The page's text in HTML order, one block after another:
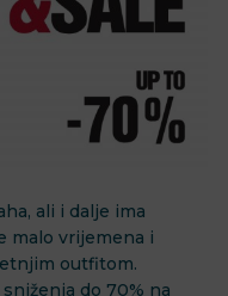
ali i dalje ima
malo vrijemena i
outfitom.
do 70% na